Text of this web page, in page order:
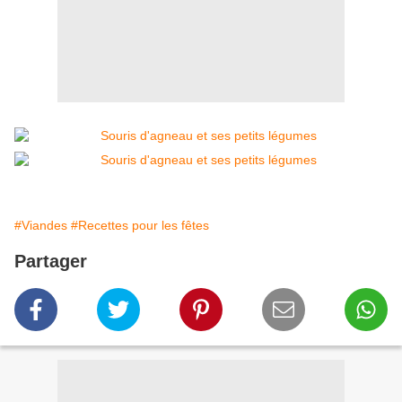
#Viandes #Recettes pour les fêtes
Partager